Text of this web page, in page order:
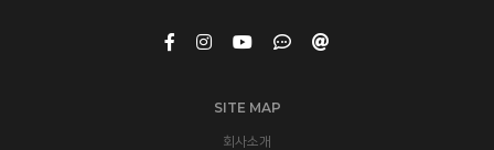
SITE MAP
회사소개